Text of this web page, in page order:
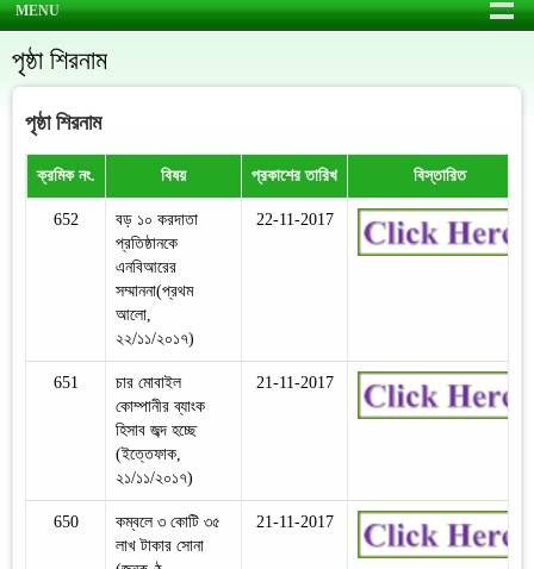
MENU
পৃষ্ঠা শিরনাম
পৃষ্ঠা শিরনাম
ক্রমিক নং. বিষয় প্রকাশের তারিখ বিস্তারিত
652
বড় ১০ করদাতা
প্রতিষ্ঠানকে
এনবিআরের
সম্মাননা(প্রথম
আলো,
২২/১১/২০১৭)
22-11-2017
651
চার মোবাইল
কোম্পানীর ব্যাংক
হিসাব জব্দ হচ্ছে
(ইত্তেফাক,
২১/১১/২০১৭)
21-11-2017
650
কম্বলে ৩ কোটি ৩৫
লাখ টাকার সোনা
21-11-2017